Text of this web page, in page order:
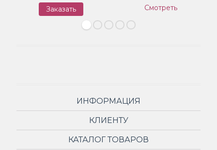
Заказать Смотреть
ИНФОРМАЦИЯ
КЛИЕНТУ
КАТАЛОГ ТОВАРОВ